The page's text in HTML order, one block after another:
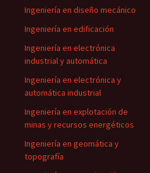
Ingeniería en diseño mecánico
Ingeniería en edificación
Ingeniería en electrónica
industrial y automática
Ingeniería en electrónica y
automática industrial
Ingeniería en explotación de
minas y recursos energéticos
Ingeniería en geomática y
topografía